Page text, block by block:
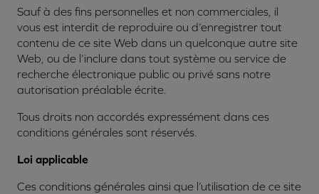
Sauf à des fins personnelles et non commerciales, il
vous est interdit de reproduire ou d’enregistrer tout
contenu de ce site Web dans un quelconque autre site
Web, ou de l’inclure dans tout système ou service de
recherche électronique public ou privé sans notre
autorisation préalable écrite.
Tous droits non accordés expressément dans ces
conditions générales sont réservés.
Loi applicable
Ces conditions générales ainsi que l’utilisation de ce site